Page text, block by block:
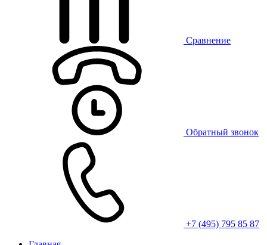
Сравнение
Обратный звонок
+7 (495) 795 85 87